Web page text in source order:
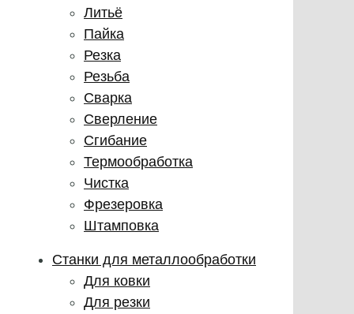
Литьё
Пайка
Резка
Резьба
Сварка
Сверление
Сгибание
Термообработка
Чистка
Фрезеровка
Штамповка
Станки для металлообработки
Для ковки
Для резки